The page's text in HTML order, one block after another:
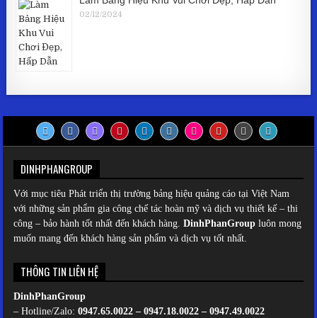
02/12/2024
DINHPHANGROUP
Với mục tiêu Phát triển thị trường bảng hiệu quảng cáo tại Việt Nam
với những sản phẩm gia công chế tác hoàn mỹ và dịch vụ thiết kế – thi
công – bảo hành tốt nhất đến khách hàng.DinhPhanGroup luôn mong
muốn mang đến khách hàng sản phẩm và dịch vụ tốt nhất.
THÔNG TIN LIÊN HỆ
DinhPhanGroup
– Hotline/Zalo:0947.65.0022 – 0947.18.0022 – 0947.49.0022